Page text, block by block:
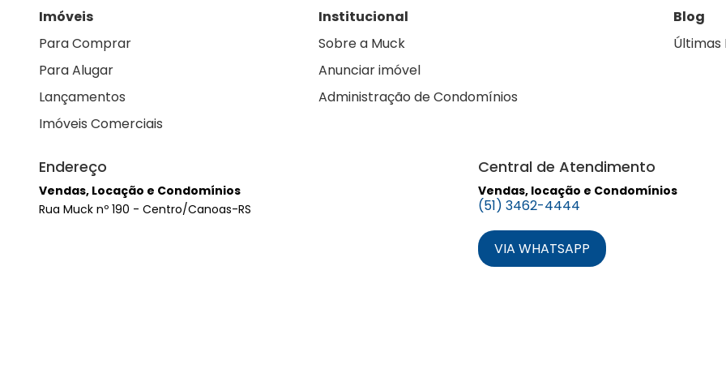
Imóveis
Para Comprar
Para Alugar
Lançamentos
Imóveis Comerciais
Institucional
Sobre a Muck
Anunciar imóvel
Administração de Condomínios
Blog
Últimas
Endereço
Vendas, Locação e Condomínios
Rua Muck nº 190 - Centro/Canoas-RS
Central de Atendimento
Vendas, locação e Condomínios
(51) 3462-4444
VIA WHATSAPP